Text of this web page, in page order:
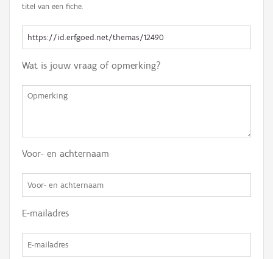
titel van een fiche.
Wat is jouw vraag of opmerking?
Voor- en achternaam
E-mailadres